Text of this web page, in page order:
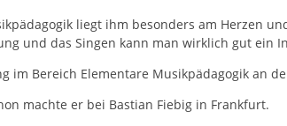
liegt ihm besonders am Herzen
und das Singen kann man wirklich gut ein
im Bereich Elementare Musikpädagogik an
machte er bei Bastian Fiebig in Frankfurt.